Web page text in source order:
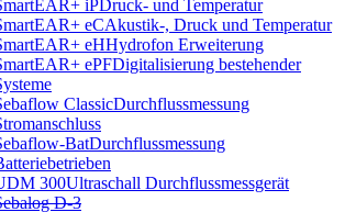
iPDruck- und Temperatur
eCAkustik-, Druck und Temperatur
eHHydrofon Erweiterung
ePFDigitalisierung bestehender
ClassicDurchflussmessung
BatDurchflussmessung
300Ultraschall Durchflussmessgerät
D-3